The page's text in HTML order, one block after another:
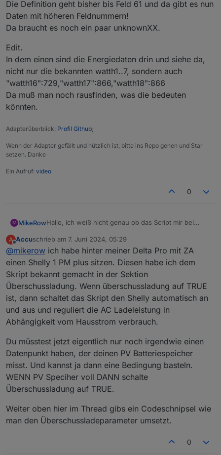
Die Definition geht bisher bis Feld 61 und da gibt es nun
Daten mit höheren Feldnummern!
Da braucht es noch ein paar unknownXX.
Edit.
In dem einen sind die Energiedaten drin und siehe da,
nicht nur die bekannten watth1..7, sondern auch
"watth16":729,"watth17":866,"watth18":866
Da muß man noch rausfinden, was die bedeuten
könnten.
Adapterüberblick: Profil Github;
Wenn der Adapter gefällt und nützlich ist, bitte ins Repo gehen und Star
setzen. Danke
Ein Aufruf: video
0
M MikeRowHallo, ich weiß nicht genau ob das Script mir bei
Frage hier. Wenn das Falsch ist, mach ich gern auch
ein neues Thema dazu auf.
Ich habe eine PV Anlage mit Speicher und möchte
den Speicher ohne Elektriker erweitern. Ich habe mir
eine Ecoflow Delta Pro + Powerstream 800 + Smart
Plug bestellt.
Ich möchte bei Überschuss oder günstigem Tibber
Preis folgende Werte anpassen oder Zustände
erreichen.
Alle Werte wie Überschuss, Tibber Preise etc habe
ich heute schon im IOBroker.
Wenn der primäre Speicher voll ist, soll der
die Beladung starten/stoppen und ggf die
Ladeleistung anpassen können.
Nach bestimmten Uhrzeiten bzw wenn der primäre
Speicher leer ist, will ich mit einem festen Wert
(Grundlast) entladen.
Sehe ich das Richtig, das Beladen kann ganz einfach
werden? Oder hilft mir da das Script. Ich habe auch
einen MQTT Adapter gesehen. Kann der mir da
dass jemand genau das gemacht hat mit einem Shelly
Kann mir da jemand etwas Orientierung geben? Wir
würdet ihr das machen? Danke und Gruß Mike
A
Offline
Accuschrieb am 7. Juni 2024, 05:29
zuletzt editiert von
@mikerow ich habe hinter meiner Delta Pro mit ZA
einen Shelly 1 PM plus sitzen. Diesen habe ich dem
Skript bekannt gemacht in der Sektion
Überschussladung. Wenn überschussladung auf TRUE
ist, dann schaltet das Skript den Shelly automatisch an
und aus und reguliert die AC Ladeleistung in
Abhängigkeit vom Hausstrom verbrauch.
Du müsstest jetzt eigentlich nur noch irgendwie einen
Datenpunkt haben, der deinen PV Batteriespeicher
misst. Und kannst ja dann eine Bedingung basteln.
WENN PV Speciher voll DANN schalte
Überschussladung auf TRUE.
Weiter oben hier im Thread gibs ein Codeschnipsel wie
man den Überschussladeparameter umsetzt.
0